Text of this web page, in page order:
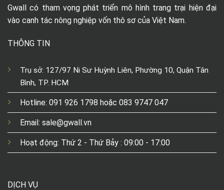
Gwall có tham vọng phát triển mô hình trang trại hiện đại
vào canh tác nông nghiệp vốn thô sơ của Việt Nam.
THÔNG TIN
Trụ sở: 127/97 Ni Sư Huỳnh Liên, Phường 10, Quận Tân
Bình, TP. HCM
Hotline: 091 926 1798 hoặc 083 9747 047
Email: sale@gwall.vn
Hoạt động: Thứ 2 - Thứ Bảy : 09:00 - 17:00
DỊCH VỤ